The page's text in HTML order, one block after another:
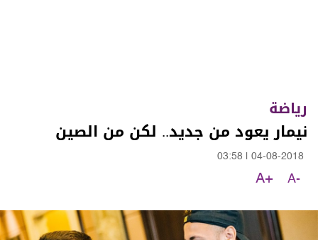
رياضة
نيمار يعود من جديد.. لكن من الصين
04-08-2018
03:58
A-
A+